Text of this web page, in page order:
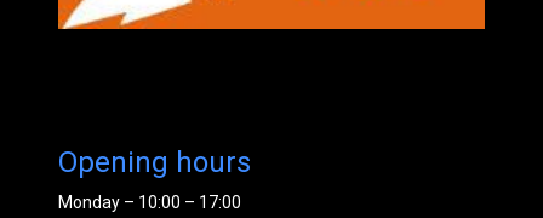
Opening hours
Monday – 10:00 – 17:00